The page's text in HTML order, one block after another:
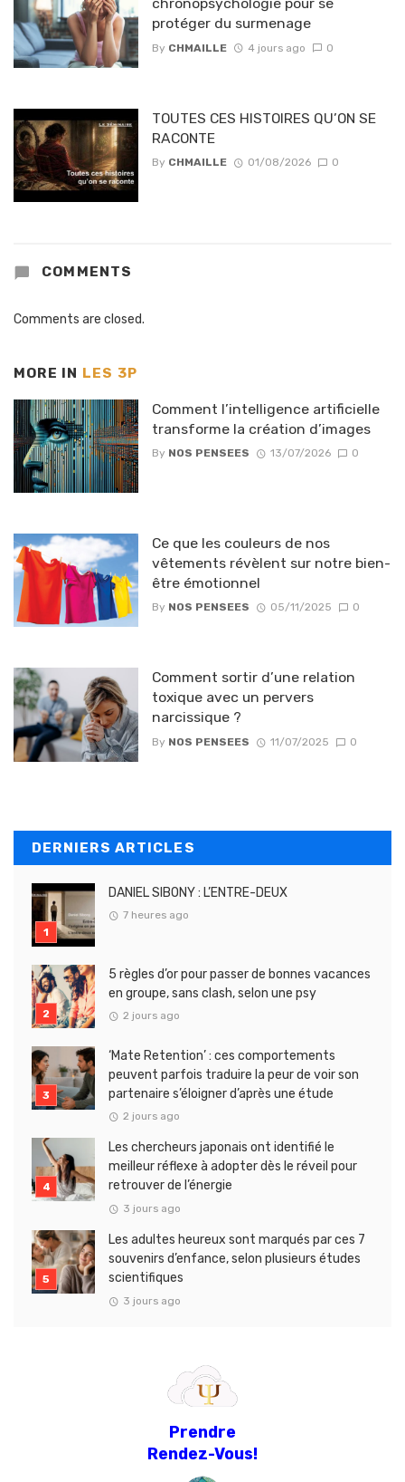
protéger du surmenage
By CHMAILLE 4 jours ago 0
TOUTES CES HISTOIRES QU’ON SE
RACONTE
By CHMAILLE 01/08/2026 0
COMMENTS
Comments are closed.
MORE IN LES 3P
Comment l’intelligence artificielle
transforme la création d’images
By NOS PENSEES 13/07/2026 0
Ce que les couleurs de nos
vêtements révèlent sur notre bien-
être émotionnel
By NOS PENSEES 05/11/2025 0
Comment sortir d’une relation
toxique avec un pervers
narcissique ?
By NOS PENSEES 11/07/2025 0
DERNIERS ARTICLES
DANIEL SIBONY : L’ENTRE-DEUX
7 heures ago
5 règles d’or pour passer de bonnes vacances
en groupe, sans clash, selon une psy
2 jours ago
‘Mate Retention’ : ces comportements
peuvent parfois traduire la peur de voir son
partenaire s’éloigner d’après une étude
2 jours ago
Les chercheurs japonais ont identifié le
meilleur réflexe à adopter dès le réveil pour
retrouver de l’énergie
3 jours ago
Les adultes heureux sont marqués par ces 7
souvenirs d’enfance, selon plusieurs études
scientifiques
3 jours ago
Prendre
Rendez-Vous!